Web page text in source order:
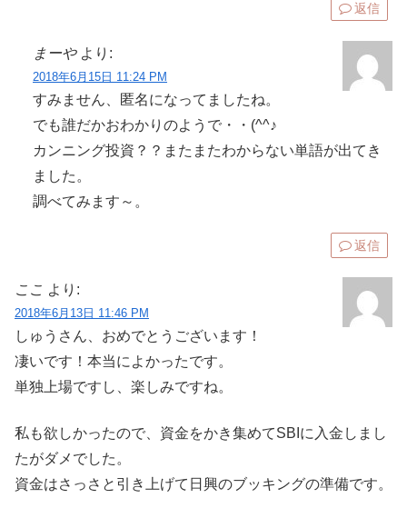
返信
まーや より:
2018年6月15日 11:24 PM
すみません、匿名になってましたね。
でも誰だかおわかりのようで・・(^^♪
カンニング投資？？またまたわからない単語が出てき
ました。
調べてみます～。
返信
ここ より:
2018年6月13日 11:46 PM
しゅうさん、おめでとうございます！
凄いです！本当によかったです。
単独上場ですし、楽しみですね。
私も欲しかったので、資金をかき集めてSBIに入金しまし
たがダメでした。
資金はさっさと引き上げて日興のブッキングの準備です。